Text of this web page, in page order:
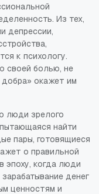
Из тех,
депрессии,
к психологу.
своей болью, не
добра» окажет им
люди зрелого
найти
пары, готовящиеся
о правильной
эпоху, когда люди
денег
ценностям и